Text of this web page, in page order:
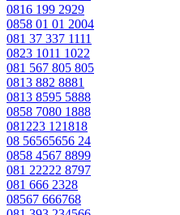
0816 199 2929
0858 01 01 2004
081 37 337 1111
0823 1011 1022
081 567 805 805
0813 882 8881
0813 8595 5888
0858 7080 1888
081223 121818
08 56565656 24
0858 4567 8899
081 22222 8797
081 666 2328
08567 666768